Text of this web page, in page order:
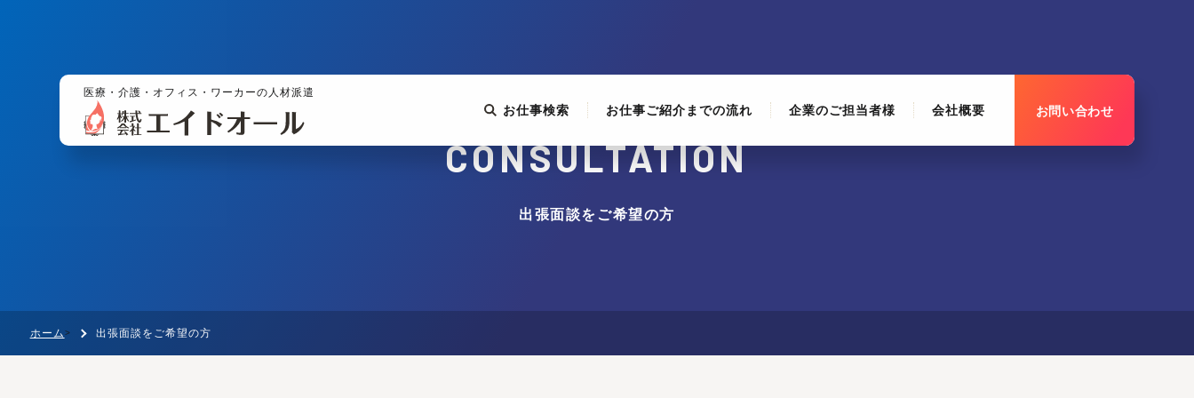
医療・介護・オフィス・ワーカーの人材派遣
お仕事検索 お仕事ご紹介までの流れ 企業のご担当者様 会社概要 お問い合わせ
CONSULTATION
出張面談をご希望の方
ホーム> 出張面談をご希望の方